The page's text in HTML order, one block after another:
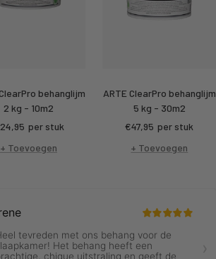
behanglijm
2 kg - 10m2
per stuk
+ Toevoegen
ARTE ClearPro behanglijm
5 kg - 30m2
Kortings
prijs
€47,95 per stuk
+ Toevoegen